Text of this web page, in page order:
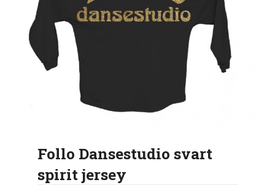
Follo Dansestudio svart
spirit jersey